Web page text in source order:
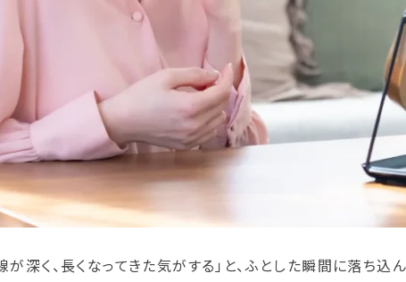
深く、長くなってきた気がする」と、ふとした瞬間に落ち